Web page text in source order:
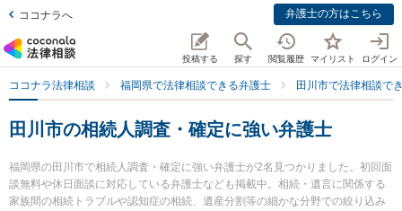
ココナラへ 弁護士の方はこちら
投稿する 探す 閲覧履歴 マイリスト ログイン
ココナラ法律相談 福岡県で法律相談できる弁護士 田川市で法律相談で
田川市の相続人調査・確定に強い弁護士
福岡県の田川市で相続人調査・確定に強い弁護士が2名見つかりました。初回面
談無料や休日面談に対応している弁護士なども掲載中。相続・遺言に関係する
家族間の相続トラブルや認知症の相続、遺産分割等の細かな分野での絞り込み